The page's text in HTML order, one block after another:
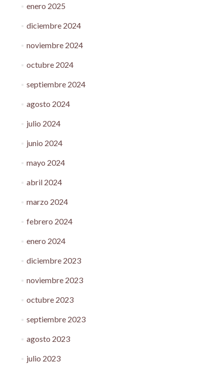
enero 2025
diciembre 2024
noviembre 2024
octubre 2024
septiembre 2024
agosto 2024
julio 2024
junio 2024
mayo 2024
abril 2024
marzo 2024
febrero 2024
enero 2024
diciembre 2023
noviembre 2023
octubre 2023
septiembre 2023
agosto 2023
julio 2023